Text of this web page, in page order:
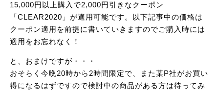
15,000円以上購入で2,000円引きなクーポン
「CLEAR2020」が適用可能です。以下記事中の価格は
クーポン適用を前提に書いていきますのでご購入時には
適用をお忘れなく！
と、おまけですが・・・
おそらく今晩20時から2時間限定で、また某P社がお買い
得になるはずですので検討中の商品がある方は待ってみ